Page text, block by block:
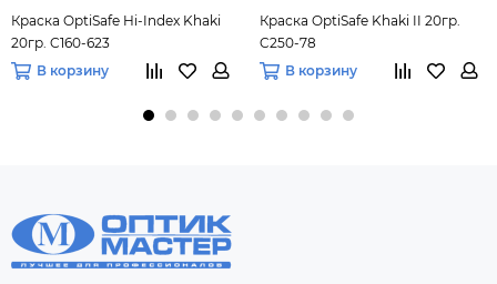
Краска OptiSafe Hi-Index Khaki
20гр. C160-623
В корзину
Краска OptiSafe Khaki II 20гр.
C250-78
В корзину